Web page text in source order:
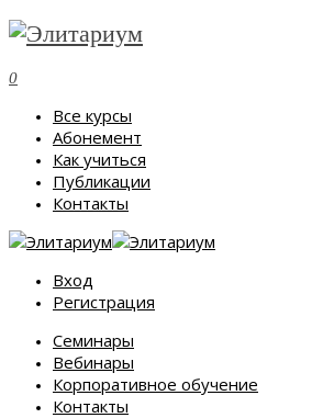
0
Все курсы
Абонемент
Как учиться
Публикации
Контакты
Вход
Регистрация
Семинары
Вебинары
Корпоративное обучение
Контакты